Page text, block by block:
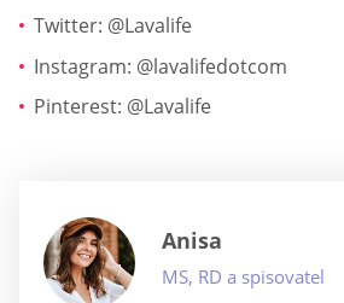
Twitter: @Lavalife
Instagram: @lavalifedotcom
Pinterest: @Lavalife
Anisa
MS, RD a spisovatel